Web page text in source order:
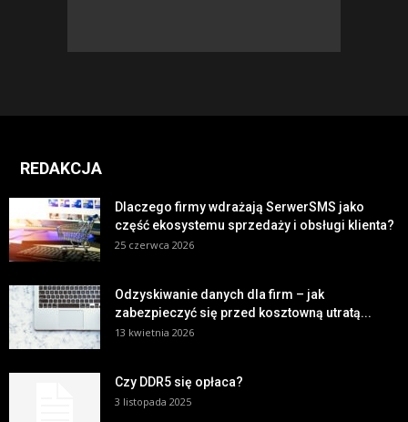
REDAKCJA
Dlaczego firmy wdrażają SerwerSMS jako
część ekosystemu sprzedaży i obsługi klienta?
25 czerwca 2026
Odzyskiwanie danych dla firm – jak
zabezpieczyć się przed kosztowną utratą...
13 kwietnia 2026
Czy DDR5 się opłaca?
3 listopada 2025